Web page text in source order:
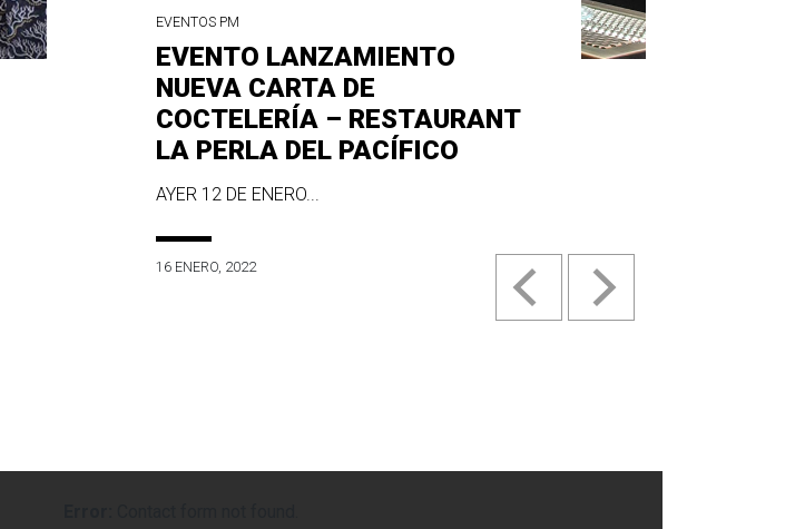
EVENTOS PM
EVENTO LANZAMIENTO
NUEVA CARTA DE
COCTELERÍA – RESTAURANT
LA PERLA DEL PACÍFICO
AYER 12 DE ENERO...
16 ENERO, 2022